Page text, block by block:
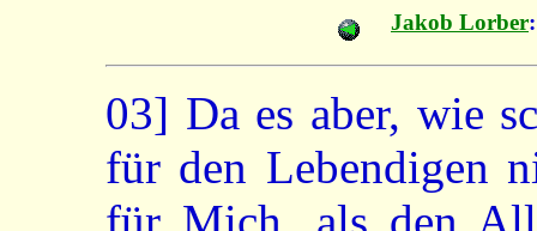
Jakob Lorber
03] Da es aber, wie
für den Lebendigen
für Mich, als den